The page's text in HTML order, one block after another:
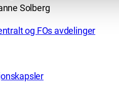
Solberg
og FOs avdelinger